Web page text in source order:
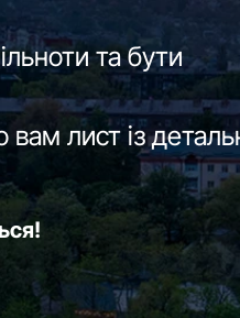
та бути
лист із